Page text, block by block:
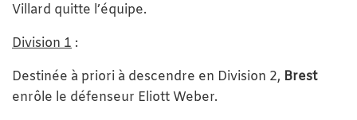
Villard quitte l’équipe.
Division 1 :
Destinée à priori à descendre en Division 2, Brest
enrôle le défenseur Eliott Weber.